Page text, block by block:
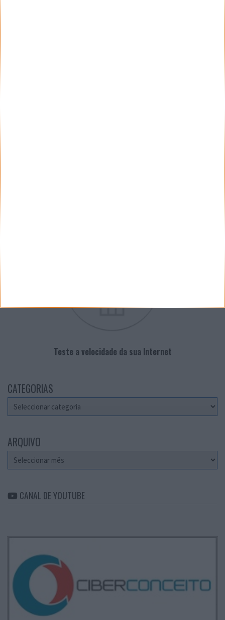
Teste a velocidade da sua Internet
CATEGORIAS
Categorias
ARQUIVO
Arquivo
CANAL DE YOUTUBE